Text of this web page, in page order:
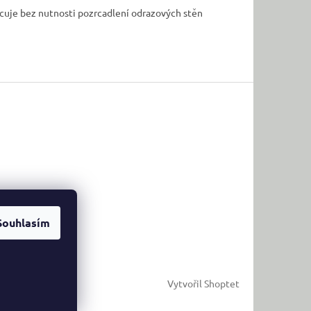
bez nutnosti pozrcadlení odrazových stěn
Vytvořil Shoptet